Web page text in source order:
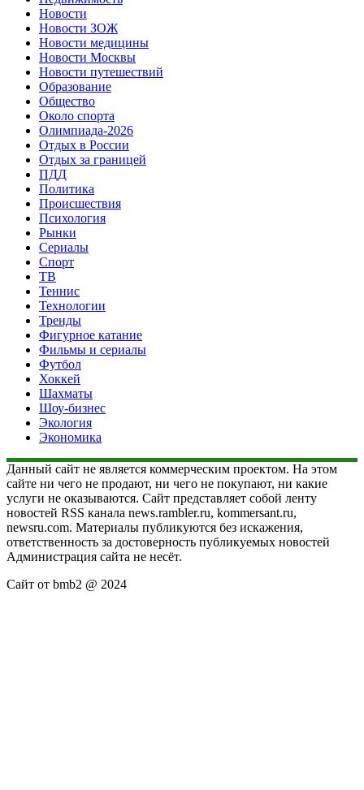
Новости
Новости ЗОЖ
Новости медицины
Новости Москвы
Новости путешествий
Образование
Общество
Около спорта
Олимпиада-2026
Отдых в России
Отдых за границей
ПДД
Политика
Происшествия
Психология
Рынки
Сериалы
Спорт
ТВ
Теннис
Технологии
Тренды
Фигурное катание
Фильмы и сериалы
Футбол
Хоккей
Шахматы
Шоу-бизнес
Экология
Экономика
Данный сайт не является коммерческим проектом. На этом
сайте ни чего не продают, ни чего не покупают, ни какие
услуги не оказываются. Сайт представляет собой ленту
новостей RSS канала news.rambler.ru, kommersant.ru,
newsru.com. Материалы публикуются без искажения,
ответственность за достоверность публикуемых новостей
Администрация сайта не несёт.
Сайт от bmb2 @ 2024